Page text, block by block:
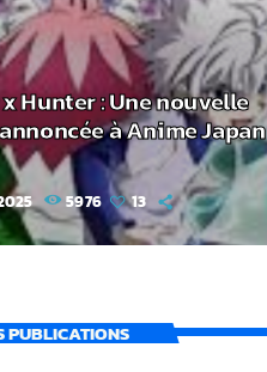
Hunter : Une nouvelle
à Anime Japan
5976 13
PUBLICATIONS